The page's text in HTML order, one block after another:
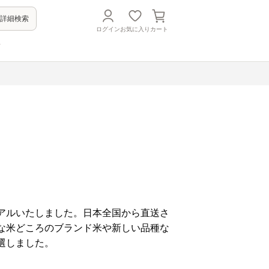
詳細検索
ログインお気に入り カート
ルいたしました。日本全国から直送さ
米どころのブランド米や新しい品種な
ました。